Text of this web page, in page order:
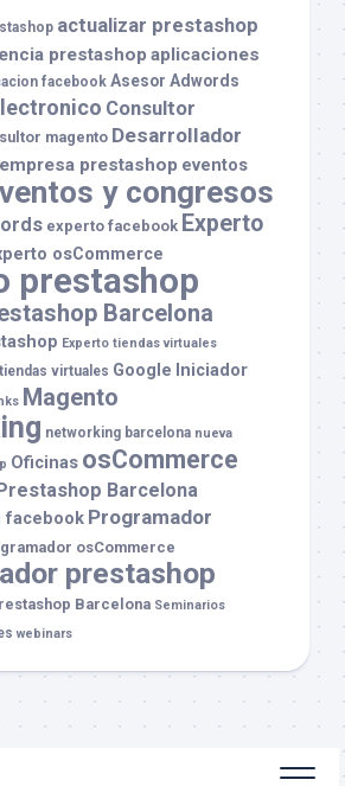
actualizar prestashop
prestashop aplicaciones
facebook Asesor Adwords
Consultor
magento Desarrollador
empresa prestashop eventos
y congresos
experto facebook Experto
osCommerce
prestashop
Barcelona
Experto tiendas virtuales
virtuales Google Iniciador
Magento
networking barcelona nueva
Oficinas osCommerce
Barcelona
facebook Programador
osCommerce
prestashop
Barcelona Seminarios
webinars